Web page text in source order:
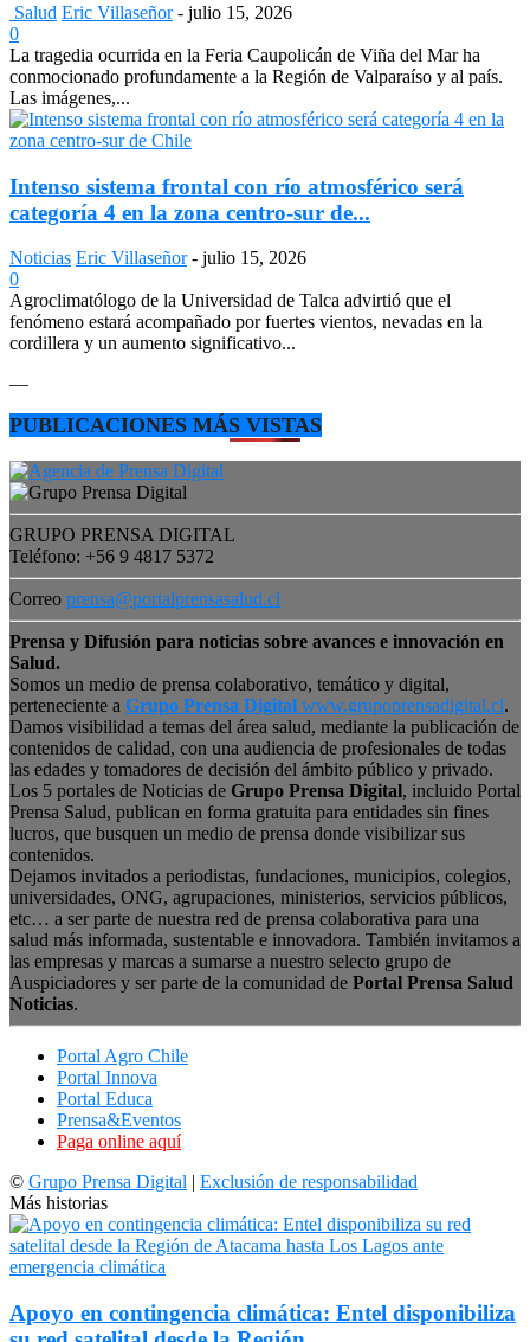
Salud Eric Villaseñor - julio 15, 2026
0
La tragedia ocurrida en la Feria Caupolicán de Viña del Mar ha
conmocionado profundamente a la Región de Valparaíso y al país.
Las imágenes,...
Intenso sistema frontal con río atmosférico será
categoría 4 en la zona centro-sur de...
Noticias Eric Villaseñor - julio 15, 2026
0
Agroclimatólogo de la Universidad de Talca advirtió que el
fenómeno estará acompañado por fuertes vientos, nevadas en la
cordillera y un aumento significativo...
—
PUBLICACIONES MÁS VISTAS
GRUPO PRENSA DIGITAL
Teléfono: +56 9 4817 5372
Correo prensa@portalprensasalud.cl
Prensa y Difusión para noticias sobre avances e innovación en
Salud.
Somos un medio de prensa colaborativo, temático y digital,
perteneciente a Grupo Prensa Digital www.grupoprensadigital.cl.
Damos visibilidad a temas del área salud, mediante la publicación de
contenidos de calidad, con una audiencia de profesionales de todas
las edades y tomadores de decisión del ámbito público y privado.
Los 5 portales de Noticias de Grupo Prensa Digital, incluido Portal
Prensa Salud, publican en forma gratuita para entidades sin fines
lucros, que busquen un medio de prensa donde visibilizar sus
contenidos.
Dejamos invitados a periodistas, fundaciones, municipios, colegios,
universidades, ONG, agrupaciones, ministerios, servicios públicos,
etc… a ser parte de nuestra red de prensa colaborativa para una
salud más informada, sustentable e innovadora. También invitamos a
las empresas y marcas a sumarse a nuestro selecto grupo de
Auspiciadores y ser parte de la comunidad de Portal Prensa Salud
Noticias.
Portal Agro Chile
Portal Innova
Portal Educa
Prensa&Eventos
Paga online aquí
© Grupo Prensa Digital | Exclusión de responsabilidad
Más historias
Apoyo en contingencia climática: Entel disponibiliza